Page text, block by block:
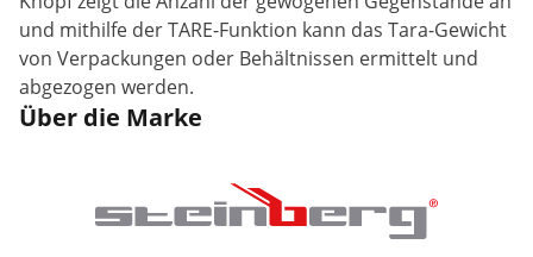
und mithilfe der TARE-Funktion kann das Tara-Gewicht
von Verpackungen oder Behältnissen ermittelt und
abgezogen werden.
Über die Marke